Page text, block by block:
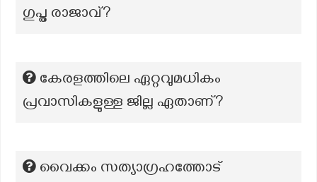
ഗുപ്ത രാജാവ്?
കേരളത്തിലെ ഏറ്റവുമധികം
പ്രവാസികളുള്ള ജില്ല ഏതാണ്?
വൈക്കം സത്യാഗ്രഹത്തോട്